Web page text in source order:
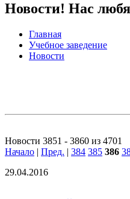
Новости! Нас
Главная
Учебное заведение
Новости
Новости 3851 - 3860 из 4701
Начало | Пред. | 384 385 386
29.04.2016